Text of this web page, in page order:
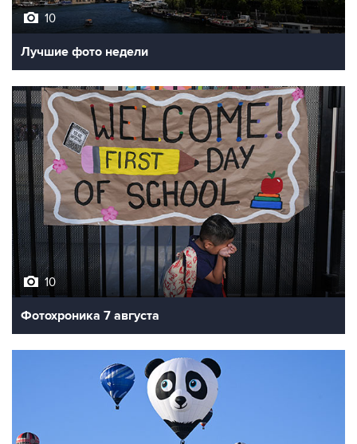
10
Лучшие фото недели
10
Фотохроника 7 августа